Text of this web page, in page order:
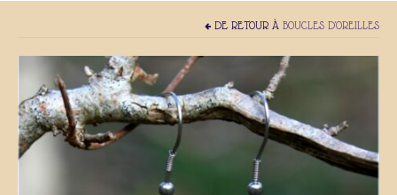
Qui suis-je ?
Lieux de vente
Boutique
DE RETOUR À BOUCLES D'OREILLES